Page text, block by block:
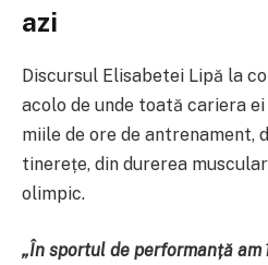
azi
Discursul Elisabetei Lipă la
acolo de unde toată cariera
miile de ore de antrenament,
tinerețe, din durerea
olimpic.
„În sportul de performanță